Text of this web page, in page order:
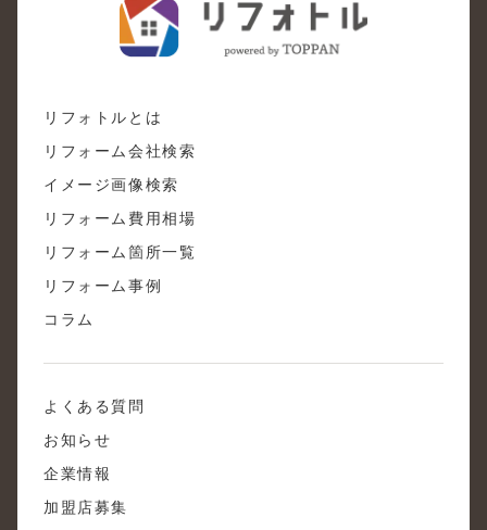
リフォトルとは
リフォーム会社検索
イメージ画像検索
リフォーム費用相場
リフォーム箇所一覧
リフォーム事例
コラム
よくある質問
お知らせ
企業情報
加盟店募集